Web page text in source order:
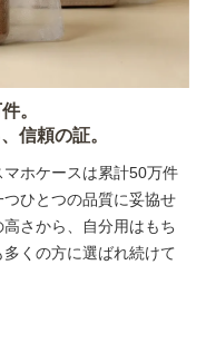
。
信頼の証。
ホケースは累計50万件
ひとつの品質に妥協せ
さから、自分用はもち
くの方に選ばれ続けて